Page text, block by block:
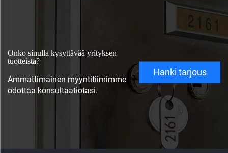
Onko sinulla kysyttävää yrityksen
tuotteista?
Ammattimainen myyntitiimimme
odottaa konsultaatiotasi.
Hanki tarjous